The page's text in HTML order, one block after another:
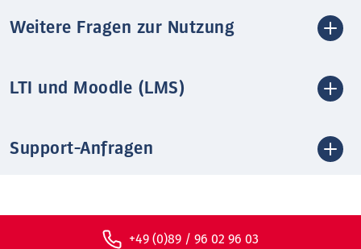
Weitere Fragen zur Nutzung
LTI und Moodle (LMS)
Support-Anfragen
+49 (0)89 / 96 02 96 03